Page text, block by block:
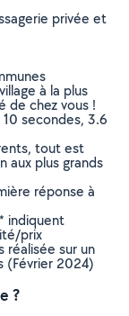
privée et
à la plus
de chez vous !
secondes, 3.6
tout est
aux plus grands
réponse à
indiquent
prix
réalisée sur un
(Février 2024)
?